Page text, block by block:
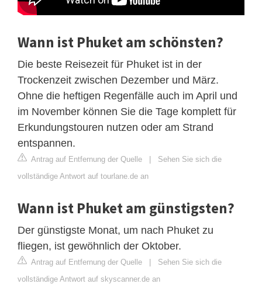
Wann ist Phuket am schönsten?
Die beste Reisezeit für Phuket ist in der
Trockenzeit zwischen Dezember und März.
Ohne die heftigen Regenfälle auch im April und
im November können Sie die Tage komplett für
Erkundungstouren nutzen oder am Strand
entspannen.
Antrag auf Entfernung der Quelle | Sehen Sie sich die
vollständige Antwort auf tourlane.de an
Wann ist Phuket am günstigsten?
Der günstigste Monat, um nach Phuket zu
fliegen, ist gewöhnlich der Oktober.
Antrag auf Entfernung der Quelle | Sehen Sie sich die
vollständige Antwort auf skyscanner.de an